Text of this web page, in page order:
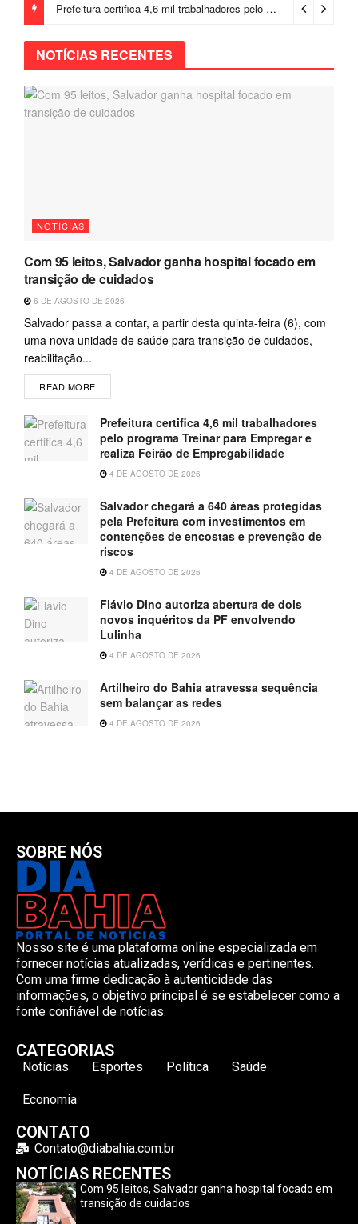
Prefeitura certifica 4,6 mil trabalhadores pelo programa Treinar para Empregar e realiza Feirão de Empregabilidade
NOTÍCIAS RECENTES
NOTÍCIAS
Com 95 leitos, Salvador ganha hospital focado em
transição de cuidados
6 DE AGOSTO DE 2026
Salvador passa a contar, a partir desta quinta-feira (6), com
uma nova unidade de saúde para transição de cuidados,
reabilitação...
READ MORE
Prefeitura certifica 4,6 mil trabalhadores
pelo programa Treinar para Empregar e
realiza Feirão de Empregabilidade
4 DE AGOSTO DE 2026
Salvador chegará a 640 áreas protegidas
pela Prefeitura com investimentos em
contenções de encostas e prevenção de
riscos
4 DE AGOSTO DE 2026
Flávio Dino autoriza abertura de dois
novos inquéritos da PF envolvendo
Lulinha
4 DE AGOSTO DE 2026
Artilheiro do Bahia atravessa sequência
sem balançar as redes
4 DE AGOSTO DE 2026
SOBRE NÓS
Nosso site é uma plataforma online especializada em
fornecer notícias atualizadas, verídicas e pertinentes.
Com uma firme dedicação à autenticidade das
informações, o objetivo principal é se estabelecer como a
fonte confiável de notícias.
CATEGORIAS
Notícias Esportes Política Saúde
Economia
CONTATO
Contato@diabahia.com.br
NOTÍCIAS RECENTES
Com 95 leitos, Salvador ganha hospital focado em
transição de cuidados